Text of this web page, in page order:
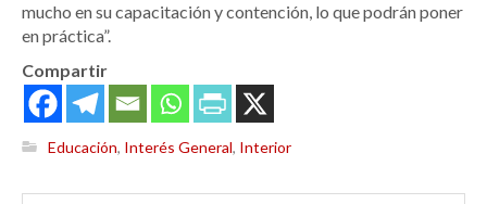
mucho en su capacitación y contención, lo que podrán poner
en práctica”.
Compartir
Educación, Interés General, Interior